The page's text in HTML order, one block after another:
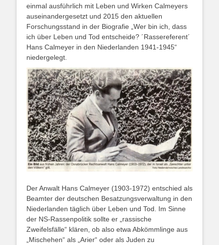
einmal ausführlich mit Leben und Wirken Calmeyers
auseinandergesetzt und 2015 den aktuellen
Forschungsstand in der Biografie „Wer bin ich, dass
ich über Leben und Tod entscheide? ´Rassereferent´
Hans Calmeyer in den Niederlanden 1941-1945“
niedergelegt.
Der Anwalt Hans Calmeyer (1903-1972) entschied als
Beamter der deutschen Besatzungsverwaltung in den
Niederlanden täglich über Leben und Tod. Im Sinne
der NS-Rassenpolitik sollte er „rassische
Zweifelsfälle“ klären, ob also etwa Abkömmlinge aus
„Mischehen“ als „Arier“ oder als Juden zu